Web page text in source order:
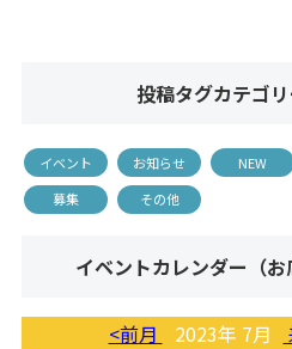
投稿タグカテゴ
イベント お知らせ NEW
募集
その他
イベントカレンダー（お
<前月 2023年 7月